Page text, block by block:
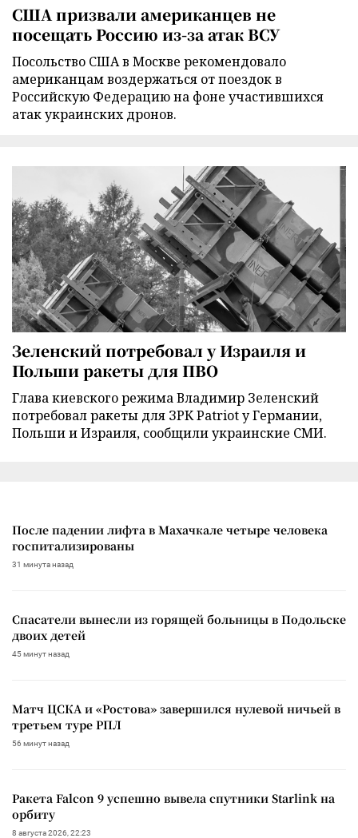
США призвали американцев не
посещать Россию из-за атак ВСУ
Посольство США в Москве рекомендовало
американцам воздержаться от поездок в
Российскую Федерацию на фоне участившихся
атак украинских дронов.
Зеленский потребовал у Израиля и
Польши ракеты для ПВО
Глава киевского режима Владимир Зеленский
потребовал ракеты для ЗРК Patriot у Германии,
Польши и Израиля, сообщили украинские СМИ.
После падении лифта в Махачкале четыре человека
госпитализированы
31 минута назад
Спасатели вынесли из горящей больницы в Подольске
двоих детей
45 минут назад
Матч ЦСКА и «Ростова» завершился нулевой ничьей в
третьем туре РПЛ
56 минут назад
Ракета Falcon 9 успешно вывела спутники Starlink на
орбиту
8 августа 2026, 22:23